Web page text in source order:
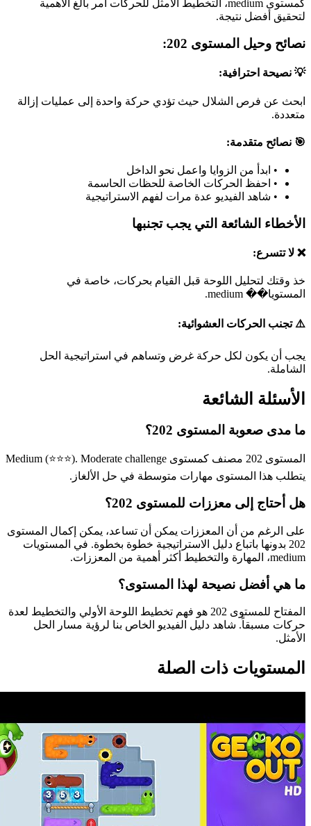
كمستوى medium، التخطيط الأمثل للحركات أمر بالغ الأهمية
لتحقيق أفضل نتيجة.
نصائح وحيل المستوى 202:
💡 نصيحة احترافية:
ابحث عن فرص الشلال حيث تؤدي حركة واحدة إلى عمليات إزالة
متعددة.
🎯 نصائح متقدمة:
• ابدأ من الزوايا واعمل نحو الداخل
• احفظ الحركات الخاصة للحظات الحاسمة
• شاهد الفيديو عدة مرات لفهم الاستراتيجية
الأخطاء الشائعة التي يجب تجنبها
❌ لا تتسرع:
خذ وقتك لتحليل اللوحة قبل القيام بحركات، خاصة في
المستويا�� medium.
⚠️ تجنب الحركات العشوائية:
يجب أن يكون لكل حركة غرض وتساهم في استراتيجية الحل
الشاملة.
الأسئلة الشائعة
ما مدى صعوبة المستوى 202؟
المستوى 202 مصنف كمستوى Medium (⭐⭐⭐). Moderate challenge
يتطلب هذا المستوى مهارات متوسطة في حل الألغاز.
هل أحتاج إلى معززات للمستوى 202؟
على الرغم من أن المعززات يمكن أن تساعد، يمكن إكمال المستوى
202 بدونها باتباع دليل الاستراتيجية خطوة بخطوة. في المستويات
medium، المهارة والتخطيط أكثر أهمية من المعززات.
ما هي أفضل نصيحة لهذا المستوى؟
المفتاح للمستوى 202 هو فهم تخطيط اللوحة الأولي والتخطيط لعدة
حركات مسبقاً. شاهد دليل الفيديو الخاص بنا لرؤية مسار الحل
الأمثل.
المستويات ذات الصلة